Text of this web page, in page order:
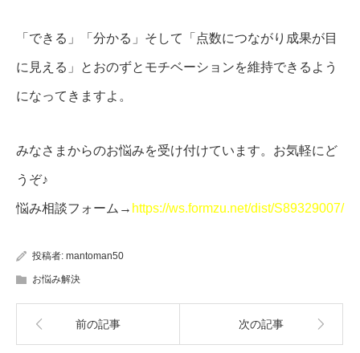
「できる」「分かる」そして「点数につながり成果が目
に見える」とおのずとモチベーションを維持できるよう
になってきますよ。
みなさまからのお悩みを受け付けています。お気軽にど
うぞ♪
悩み相談フォーム→ https://ws.formzu.net/dist/S89329007/
投稿者: mantoman50
お悩み解決
前の記事 次の記事